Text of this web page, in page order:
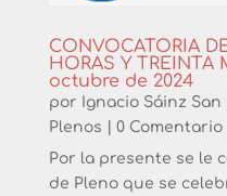
CONVOCATORIA
HORAS Y
octubre de 2024
por Ignacio Sáinz
Plenos | 0 Comentario
Por la presente se le
de Pleno que se